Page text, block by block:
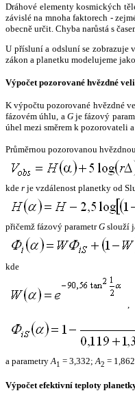
Dráhové elementy kosmických
závislé na mnoha faktorech -
obecně určit. Chyba narůstá s
U přísluní a odsluní se zobrazuje
zákon a planetku modelujeme
Výpočet pozorované hvězdné
K výpočtu pozorované hvězdné
fázovém úhlu, a Gje fázový
úhel mezi směrem k pozorovateli
Průměrnou pozorovanou
kde r je vzdálenost planetky od
přičemž fázový parametrG slouží
kde
,
a parametryA1 = 3,332;A2 =
Výpočet efektivní teploty